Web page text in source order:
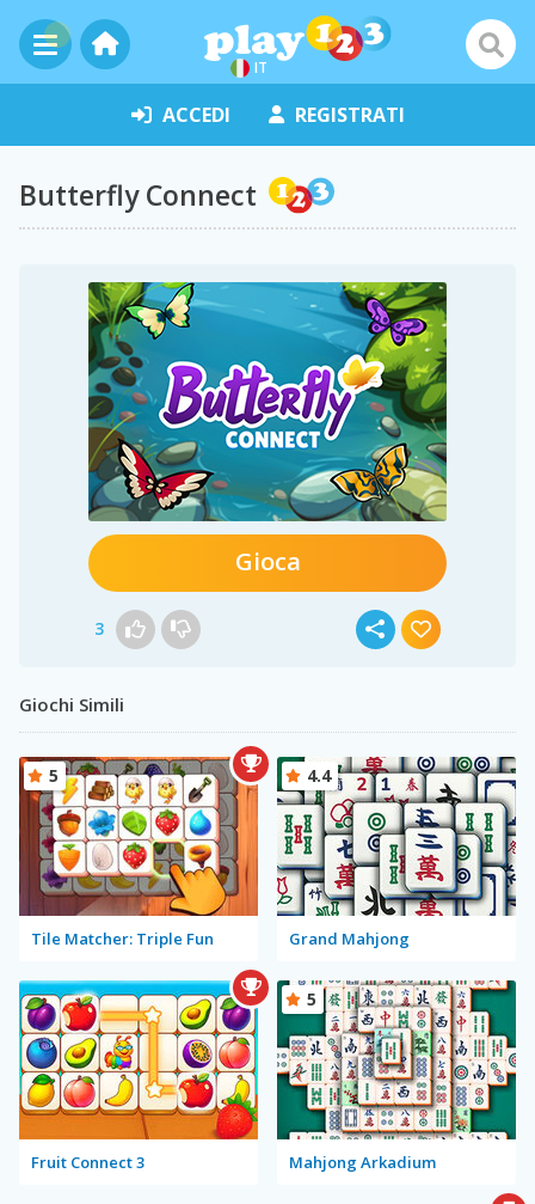
IT
ACCEDI REGISTRATI
Butterfly Connect
Gioca
3
Giochi Simili
Tile Matcher: Triple Fun
5
Grand Mahjong
4.4
Fruit Connect 3 Mahjong Arkadium
5